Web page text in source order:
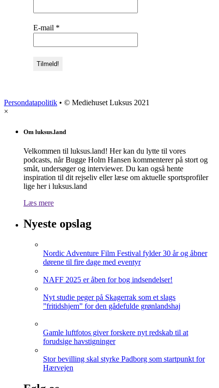
E-mail *
Persondatapolitik • © Mediehuset Luksus 2021
×
Om luksus.land
Velkommen til luksus.land! Her kan du lytte til vores
podcasts, når Bugge Holm Hansen kommenterer på stort og
småt, undersøger og interviewer. Du kan også hente
inspiration til dit rejseliv eller læse om aktuelle sportsprofiler
lige her i luksus.land
Læs mere
Nyeste opslag
Nordic Adventure Film Festival fylder 30 år og åbner
dørene til fire dage med eventyr
NAFF 2025 er åben for bog indsendelser!
Nyt studie peger på Skagerrak som et slags
”fritidshjem” for den gådefulde grønlandshaj
Gamle luftfotos giver forskere nyt redskab til at
forudsige havstigninger
Stor bevilling skal styrke Padborg som startpunkt for
Hærvejen